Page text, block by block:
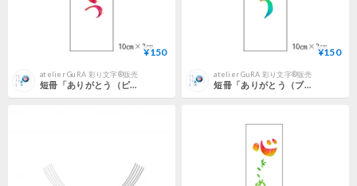
¥150
atelier GuRA 彩り文字®販売
短冊「ありがとう（ピンク＋みずたま）」
¥150
atelier GuRA 彩り文字®販売
短冊「ありがとう（ブルー＆イエロー）」